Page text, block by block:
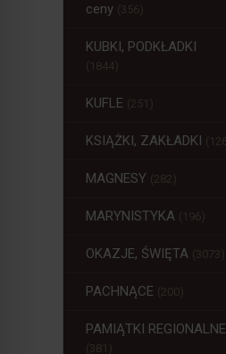
ceny
KUBKI, PODKŁADKI
KUFLE
KSIĄŻKI, ZAKŁADKI
MAGNESY
MARYNISTYKA
OKAZJE, ŚWIĘTA
PACHNĄCE
PAMIĄTKI REGIONALNE